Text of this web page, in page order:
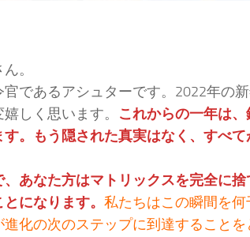
。
であるアシュターです。2022年の
しく思います。 これからの一年は
。もう隠された真実はなく、すべ
あなた方はマトリックスを完全に
になります。 私たちはこの瞬間を
化の次のステップに到達すること